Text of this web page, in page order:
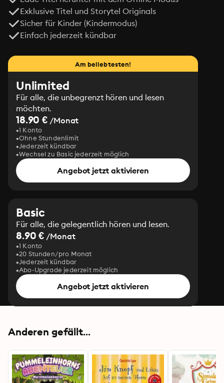
Exklusive Titel und Storytel Originals
Sicher für Kinder (Kindermodus)
Einfach jederzeit kündbar
Am beliebtesten!
Unlimited
Für alle, die unbegrenzt hören und lesen
möchten.
18.90 € /Monat
1 Konto
Ohne Stundenlimit
Jederzeit kündbar
Wechsel zu Basic jederzeit möglich
Angebot jetzt aktivieren
Basic
Für alle, die gelegentlich hören und lesen.
8.90 € /Monat
1 Konto
20 Stunden/pro Monat
Jederzeit kündbar
Abo-Upgrade jederzeit möglich
Angebot jetzt aktivieren
Anderen gefällt...